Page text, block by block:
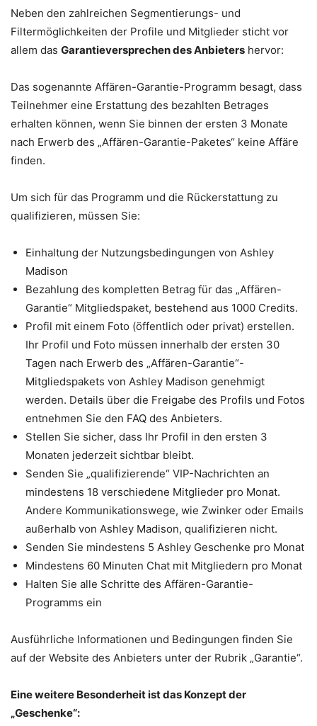
Neben den zahlreichen Segmentierungs- und
Filtermöglichkeiten der Profile und Mitglieder sticht vor
allem das Garantieversprechen des Anbieters hervor:
Das sogenannte Affären-Garantie-Programm besagt, dass
Teilnehmer eine Erstattung des bezahlten Betrages
erhalten können, wenn Sie binnen der ersten 3 Monate
nach Erwerb des „Affären-Garantie-Paketes“ keine Affäre
finden.
Um sich für das Programm und die Rückerstattung zu
qualifizieren, müssen Sie:
Einhaltung der Nutzungsbedingungen von Ashley
Madison
Bezahlung des kompletten Betrag für das „Affären-
Garantie“ Mitgliedspaket, bestehend aus 1000 Credits.
Profil mit einem Foto (öffentlich oder privat) erstellen.
Ihr Profil und Foto müssen innerhalb der ersten 30
Tagen nach Erwerb des „Affären-Garantie“-
Mitgliedspakets von Ashley Madison genehmigt
werden. Details über die Freigabe des Profils und Fotos
entnehmen Sie den FAQ des Anbieters.
Stellen Sie sicher, dass Ihr Profil in den ersten 3
Monaten jederzeit sichtbar bleibt.
Senden Sie „qualifizierende“ VIP-Nachrichten an
mindestens 18 verschiedene Mitglieder pro Monat.
Andere Kommunikationswege, wie Zwinker oder Emails
außerhalb von Ashley Madison, qualifizieren nicht.
Senden Sie mindestens 5 Ashley Geschenke pro Monat
Mindestens 60 Minuten Chat mit Mitgliedern pro Monat
Halten Sie alle Schritte des Affären-Garantie-
Programms ein
Ausführliche Informationen und Bedingungen finden Sie
auf der Website des Anbieters unter der Rubrik „Garantie“.
Eine weitere Besonderheit ist das Konzept der
„Geschenke“: